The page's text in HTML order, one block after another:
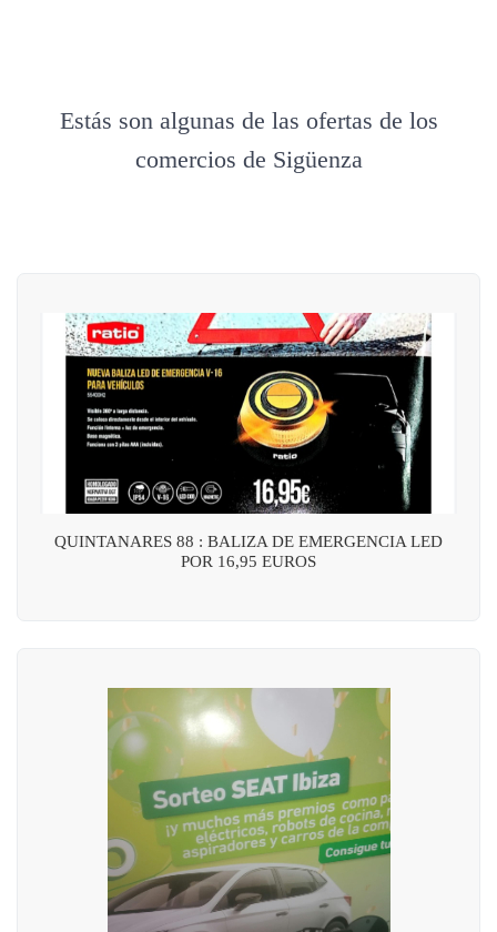
Estás son algunas de las ofertas de los
comercios de Sigüenza
QUINTANARES 88 : BALIZA DE EMERGENCIA LED
POR 16,95 EUROS